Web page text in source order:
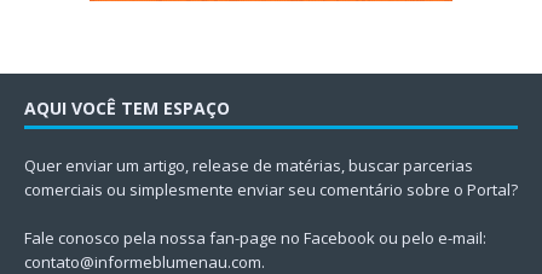
AQUI VOCÊ TEM ESPAÇO
Quer enviar um artigo, release de matérias, buscar parcerias
comerciais ou simplesmente enviar seu comentário sobre o Portal?
Fale conosco pela nossa fan-page no Facebook ou pelo e-mail:
contato@informeblumenau.com.